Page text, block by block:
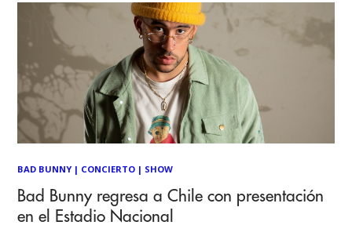
BAD BUNNY| CONCIERTO | SHOW
Bad Bunny regresa a Chile con presentación
en el Estadio Nacional